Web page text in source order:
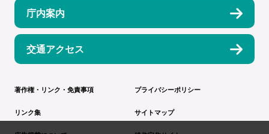
庁内案内
交通アクセス
著作権・リンク・免責事項 プライバシーポリシー
リンク集 サイトマップ